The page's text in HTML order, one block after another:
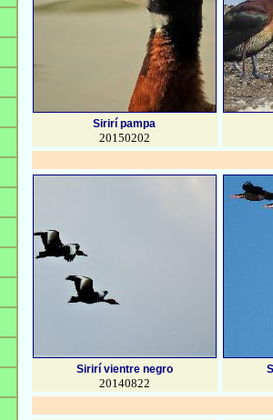
Sirirí pampa
20150202
Sirirí vientre negro
20140822